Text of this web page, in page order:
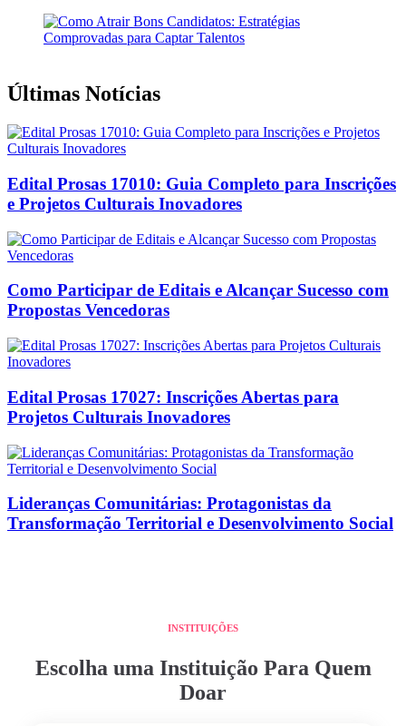
Últimas Notícias
Edital Prosas 17010: Guia Completo para Inscrições
e Projetos Culturais Inovadores
Como Participar de Editais e Alcançar Sucesso com
Propostas Vencedoras
Edital Prosas 17027: Inscrições Abertas para
Projetos Culturais Inovadores
Lideranças Comunitárias: Protagonistas da
Transformação Territorial e Desenvolvimento Social
INSTITUIÇÕES
Escolha uma Instituição Para Quem
Doar